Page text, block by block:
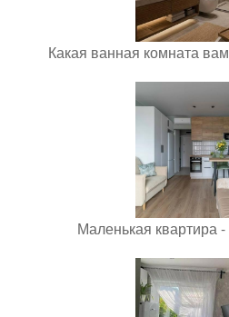
Какая ванная комната
Маленькая квартира -